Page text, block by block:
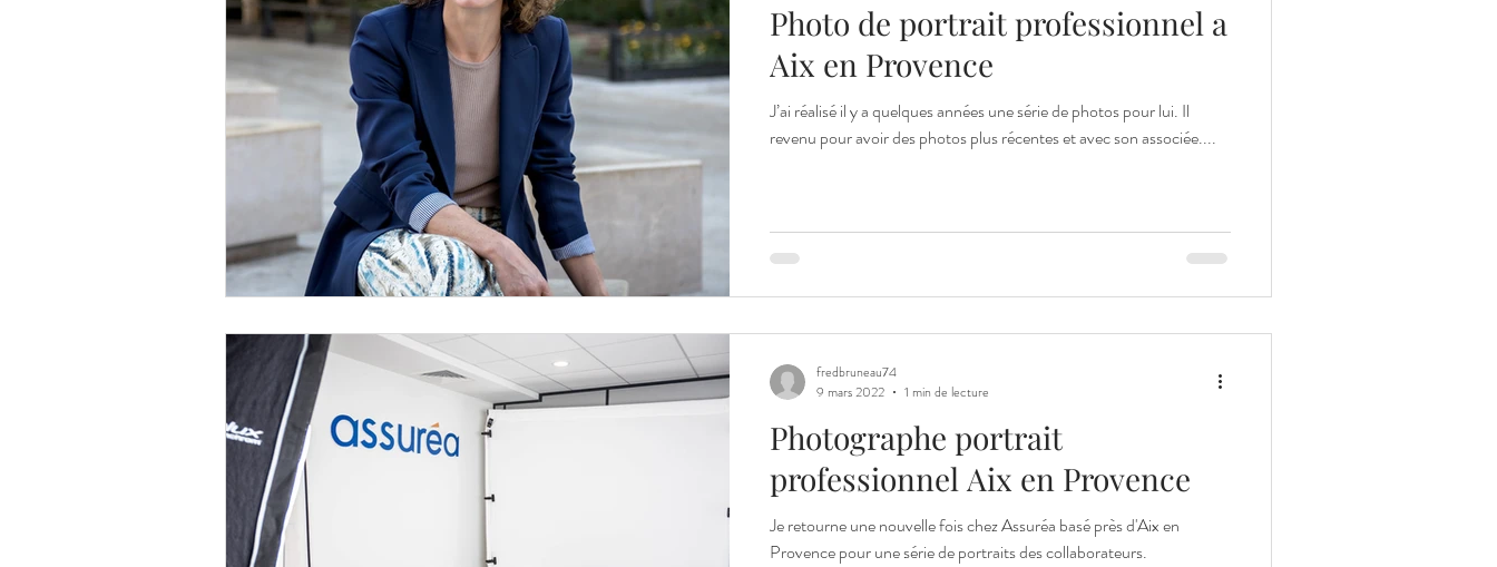
Photo de portrait professionnel a
Aix en Provence
J’ai réalisé il y a quelques années une série de photos pour lui. Il
revenu pour avoir des photos plus récentes et avec son associée....
Photographe portrait
professionnel Aix en Provence
Je retourne une nouvelle fois chez Assuréa basé près d'Aix en
Provence pour une série de portraits des collaborateurs.
fredbruneau74
9 mars 2022
1 min de lecture